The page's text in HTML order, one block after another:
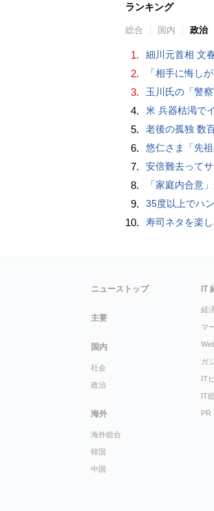
ランキング
総合 国内 政治
1. 細川元首相 文
2. 「相手に悔し
3. 玉川氏の「警
4. 米 兵器枯渇で
5. 老後の孤独 数
6. 悠仁さま「先祖
7. 安倍難去ってサナエ禍蔓延 なぜ日
8. 「家庭内合意
9. 35度以上でハ
10. 寿司ネタを楽
ニューストップ
主要
国内
社会
政治
海外
海外総合
韓国
中国
IT
経
マ
ガ
IT
IT
PR